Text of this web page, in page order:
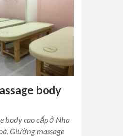
body
body cao cấp ở Nha
Giường massage